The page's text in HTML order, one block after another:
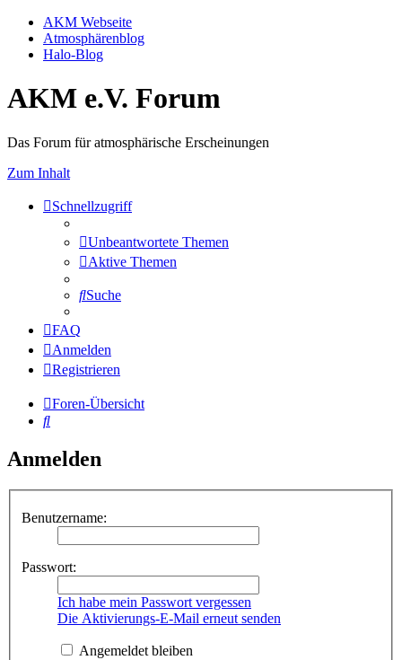
AKM Webseite
Atmosphärenblog
Halo-Blog
AKM e.V. Forum
Das Forum für atmosphärische Erscheinungen
Zum Inhalt
Schnellzugriff
Unbeantwortete Themen
Aktive Themen
Suche
FAQ
Anmelden
Registrieren
Foren-Übersicht
Suche
Anmelden
Benutzername:
Passwort:
Ich habe mein Passwort vergessen
Die Aktivierungs-E-Mail erneut senden
Angemeldet bleiben